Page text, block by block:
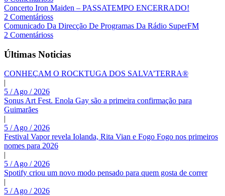
Concerto Iron Maiden – PASSATEMPO ENCERRADO!
2 Comentárioss
Comunicado Da Direcção De Programas Da Rádio SuperFM
2 Comentárioss
Últimas Noticias
CONHEÇAM O ROCKTUGA DOS SALVA’TERRA®
|
5 / Ago / 2026
Sonus Art Fest. Enola Gay são a primeira confirmação para
Guimarães
|
5 / Ago / 2026
Festival Vapor revela Iolanda, Rita Vian e Fogo Fogo nos primeiros
nomes para 2026
|
5 / Ago / 2026
Spotify criou um novo modo pensado para quem gosta de correr
|
5 / Ago / 2026